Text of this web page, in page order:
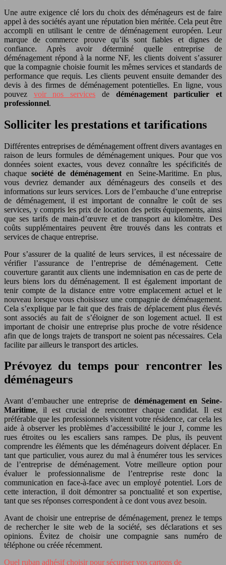
Une autre exigence clé lors du choix des déménageurs est de faire
appel à des sociétés ayant une réputation bien méritée. Cela peut être
accompli en utilisant le centre de déménagement européen. Leur
marque de commerce prouve qu’ils sont fiables et dignes de
confiance. Après avoir déterminé quelle entreprise de
déménagement répond à la norme NF, les clients doivent s’assurer
que la compagnie choisie fournit les mêmes services et standards de
performance que requis. Les clients peuvent ensuite demander des
devis à des firmes de déménagement potentielles. En ligne, vous
pouvez voir nos services de déménagement particulier et
professionnel.
Solliciter les prestations et tarifications
Différentes entreprises de déménagement offrent divers avantages en
raison de leurs formules de déménagement uniques. Pour que vos
données soient exactes, vous devez connaître les spécificités de
chaque société de déménagement en Seine-Maritime. En plus,
vous devriez demander aux déménageurs des conseils et des
informations sur leurs services. Lors de l’embauche d’une entreprise
de déménagement, il est important de connaître le coût de ses
services, y compris les prix de location des petits équipements, ainsi
que ses tarifs de main-d’œuvre et de transport au kilomètre. Des
coûts supplémentaires peuvent être trouvés dans les contrats et
services de chaque entreprise.
Pour s’assurer de la qualité de leurs services, il est nécessaire de
vérifier l’assurance de l’entreprise de déménagement. Cette
couverture garantit aux clients une indemnisation en cas de perte de
leurs biens lors du déménagement. Il est également important de
tenir compte de la distance entre votre emplacement actuel et le
nouveau lorsque vous choisissez une compagnie de déménagement.
Cela s’explique par le fait que des frais de déplacement plus élevés
sont associés au fait de s’éloigner de son logement actuel. Il est
important de choisir une entreprise plus proche de votre résidence
afin que de longs trajets de transport ne soient pas nécessaires. Cela
facilite par ailleurs le transport des articles.
Prévoyez du temps pour rencontrer les
déménageurs
Avant d’embaucher une entreprise de déménagement en Seine-
Maritime, il est crucial de rencontrer chaque candidat. Il est
préférable que les professionnels visitent votre résidence, car cela les
aide à observer les problèmes d’accessibilité le jour J, comme les
rues étroites ou les escaliers sans rampes. De plus, ils peuvent
comprendre les éléments que les déménageurs doivent déplacer. En
tant que particulier, vous aurez du mal à énumérer tous les services
de l’entreprise de déménagement. Votre meilleure option pour
évaluer le professionnalisme de l’entreprise reste donc la
communication en face-à-face avec un employé potentiel. Lors de
cette interaction, il doit démontrer sa ponctualité et son expertise,
tant que ses réponses correspondent à ce dont vous avez besoin.
Avant de choisir une entreprise de déménagement, prenez le temps
de rechercher le site web de la société, ses déclarations et ses
opinions. Évitez de choisir une compagnie sans numéro de
téléphone ou créée récemment.
Quel ruban adhésif choisir pour sécuriser vos cartons de